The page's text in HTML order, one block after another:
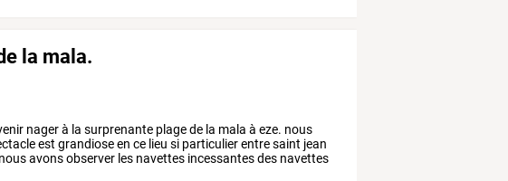
la mala.
nagerà la surprenante plagede la mala à eze. nous
est grandioseen ce lieu si particulierentresaint jean
nousavonsobserver les navettes incessantesdes navettes